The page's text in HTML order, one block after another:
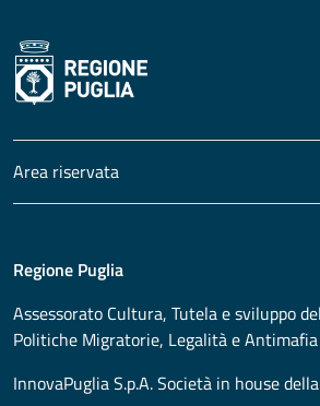
Area riservata
Regione Puglia
Assessorato Cultura, Tutela e sviluppo
Politiche Migratorie, Legalità e
InnovaPuglia S.p.A. Società in house